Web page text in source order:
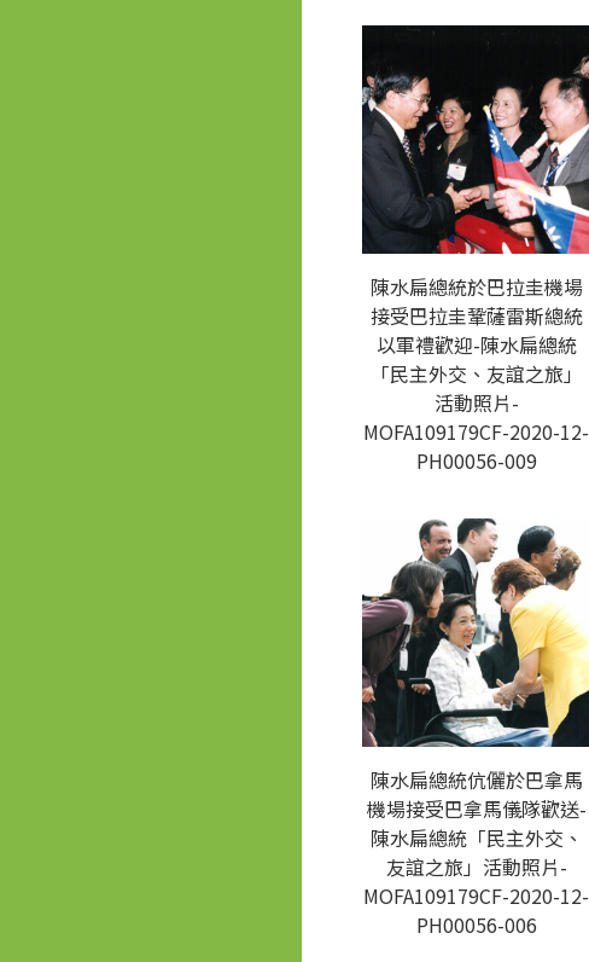
陳水扁總統於巴拉圭機場
接受巴拉圭鞏薩雷斯總統
以軍禮歡迎-陳水扁總統
「民主外交、友誼之旅」
活動照片-
MOFA109179CF-2020-12-
PH00056-009
陳水扁總統伉儷於巴拿馬
機場接受巴拿馬儀隊歡送-
陳水扁總統「民主外交、
友誼之旅」活動照片-
MOFA109179CF-2020-12-
PH00056-006